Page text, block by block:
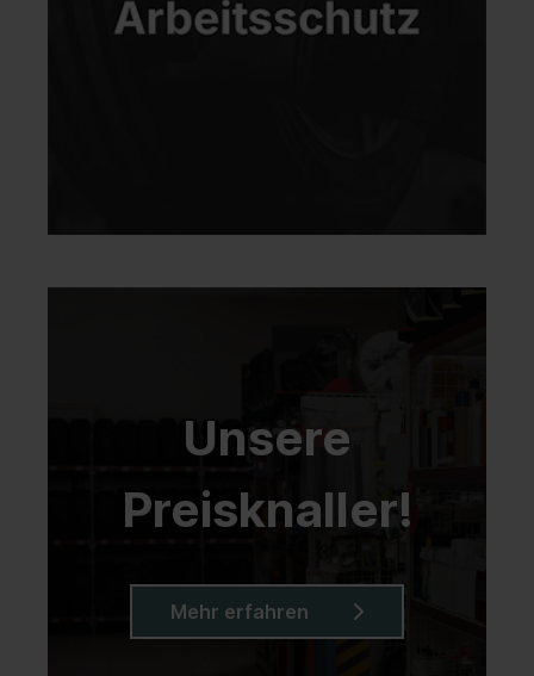
Unsere
Preisknaller!
Mehr erfahren